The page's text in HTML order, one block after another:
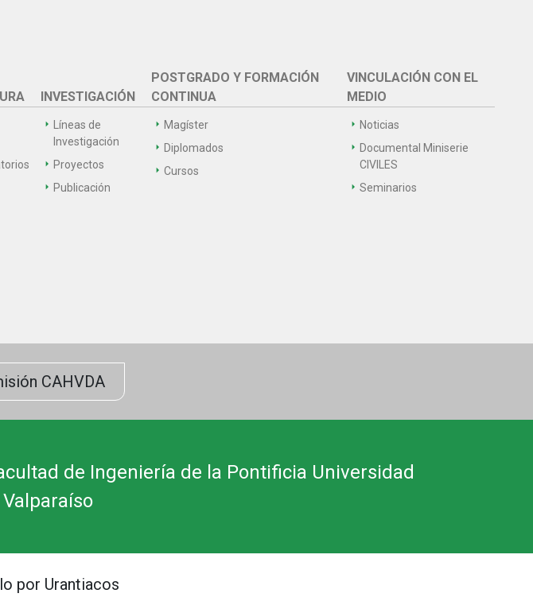
INVESTIGACIÓN
Líneas de
Investigación
Proyectos
Publicación
POSTGRADO Y FORMACIÓN
CONTINUA
Magíster
Diplomados
Cursos
VINCULACIÓN CON EL
MEDIO
Noticias
Documental Miniserie
CIVILES
Seminarios
CAHVDA
de Ingeniería de la Pontificia Universidad
por Urantiacos